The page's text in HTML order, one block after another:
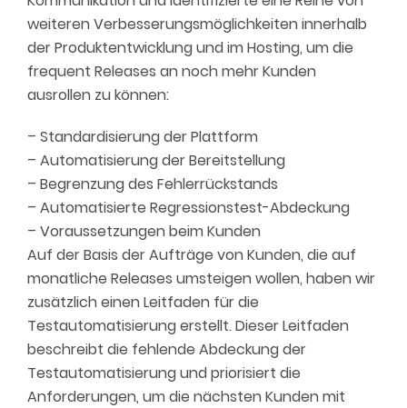
weiteren Verbesserungsmöglichkeiten innerhalb
der Produktentwicklung und im Hosting, um die
frequent Releases an noch mehr Kunden
ausrollen zu können:
– Standardisierung der Plattform
– Automatisierung der Bereitstellung
– Begrenzung des Fehlerrückstands
– Automatisierte Regressionstest-Abdeckung
– Voraussetzungen beim Kunden
Auf der Basis der Aufträge von Kunden, die auf
monatliche Releases umsteigen wollen, haben wir
zusätzlich einen Leitfaden für die
Testautomatisierung erstellt. Dieser Leitfaden
beschreibt die fehlende Abdeckung der
Testautomatisierung und priorisiert die
Anforderungen, um die nächsten Kunden mit